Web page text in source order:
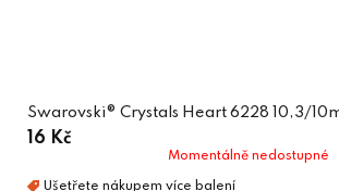
Swarovski® Crystals Heart 6228 10,3/
16 Kč
Momentálně nedostupné